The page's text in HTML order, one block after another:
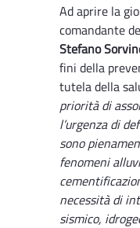
Ad aprire la
comandante
Stefano
fini della
tutela della
priorità di
l’urgenza di
sono
fenomeni
necessità di
sismico,